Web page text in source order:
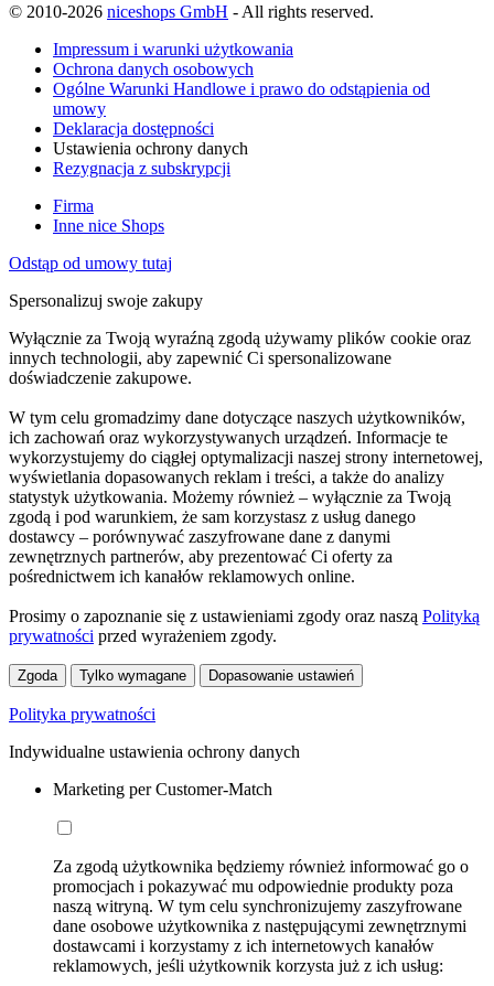
© 2010-2026 niceshops GmbH - All rights reserved.
Impressum i warunki użytkowania
Ochrona danych osobowych
Ogólne Warunki Handlowe i prawo do odstąpienia od
umowy
Deklaracja dostępności
Ustawienia ochrony danych
Rezygnacja z subskrypcji
Firma
Inne nice Shops
Odstąp od umowy tutaj
Spersonalizuj swoje zakupy
Wyłącznie za Twoją wyraźną zgodą używamy plików cookie oraz
innych technologii, aby zapewnić Ci spersonalizowane
doświadczenie zakupowe.
W tym celu gromadzimy dane dotyczące naszych użytkowników,
ich zachowań oraz wykorzystywanych urządzeń. Informacje te
wykorzystujemy do ciągłej optymalizacji naszej strony internetowej,
wyświetlania dopasowanych reklam i treści, a także do analizy
statystyk użytkowania. Możemy również – wyłącznie za Twoją
zgodą i pod warunkiem, że sam korzystasz z usług danego
dostawcy – porównywać zaszyfrowane dane z danymi
zewnętrznych partnerów, aby prezentować Ci oferty za
pośrednictwem ich kanałów reklamowych online.
Prosimy o zapoznanie się z ustawieniami zgody oraz naszą Polityką
prywatności przed wyrażeniem zgody.
Zgoda Tylko wymagane Dopasowanie ustawień
Polityka prywatności
Indywidualne ustawienia ochrony danych
Marketing per Customer-Match
Za zgodą użytkownika będziemy również informować go o
promocjach i pokazywać mu odpowiednie produkty poza
naszą witryną. W tym celu synchronizujemy zaszyfrowane
dane osobowe użytkownika z następującymi zewnętrznymi
dostawcami i korzystamy z ich internetowych kanałów
reklamowych, jeśli użytkownik korzysta już z ich usług: